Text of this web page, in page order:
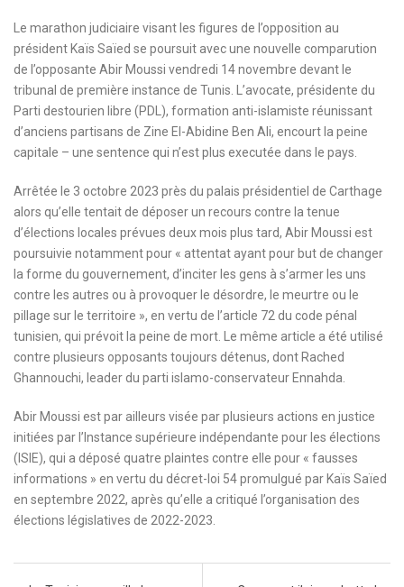
Le marathon judiciaire visant les figures de l’opposition au
président Kaïs Saïed se poursuit avec une nouvelle comparution
de l’opposante Abir Moussi vendredi 14 novembre devant le
tribunal de première instance de Tunis. L’avocate, présidente du
Parti destourien libre (PDL), formation anti-islamiste réunissant
d’anciens partisans de Zine El-Abidine Ben Ali, encourt la peine
capitale – une sentence qui n’est plus executée dans le pays.
Arrêtée le 3 octobre 2023 près du palais présidentiel de Carthage
alors qu’elle tentait de déposer un recours contre la tenue
d’élections locales prévues deux mois plus tard, Abir Moussi est
poursuivie notamment pour « attentat ayant pour but de changer
la forme du gouvernement, d’inciter les gens à s’armer les uns
contre les autres ou à provoquer le désordre, le meurtre ou le
pillage sur le territoire », en vertu de l’article 72 du code pénal
tunisien, qui prévoit la peine de mort. Le même article a été utilisé
contre plusieurs opposants toujours détenus, dont Rached
Ghannouchi, leader du parti islamo-conservateur Ennahda.
Abir Moussi est par ailleurs visée par plusieurs actions en justice
initiées par l’Instance supérieure indépendante pour les élections
(ISIE), qui a déposé quatre plaintes contre elle pour « fausses
informations » en vertu du décret-loi 54 promulgué par Kaïs Saïed
en septembre 2022, après qu’elle a critiqué l’organisation des
élections législatives de 2022-2023.